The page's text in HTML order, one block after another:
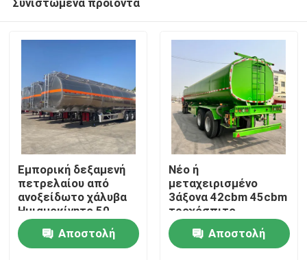
Εμπορική δεξαμενή
πετρελαίου από
ανοξείδωτο χάλυβα
Ημιαμοκίνητο 50
τετραγωνικών
δεξαμενών υγρού
Φορτηγό μεταφορικό
Αποστολή
Νέο ή
μεταχειρισμένο
3άξονα 42cbm 45cbm
τροχόσπιτο
πετρελαϊκού
δεξαμενόπλοιου
Αποστολή